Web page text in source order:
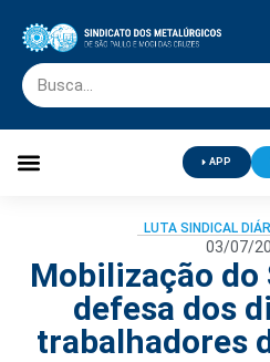
APP
LUTA SINDICAL
03/07/
Mobilização
defesa dos
trabalhadores